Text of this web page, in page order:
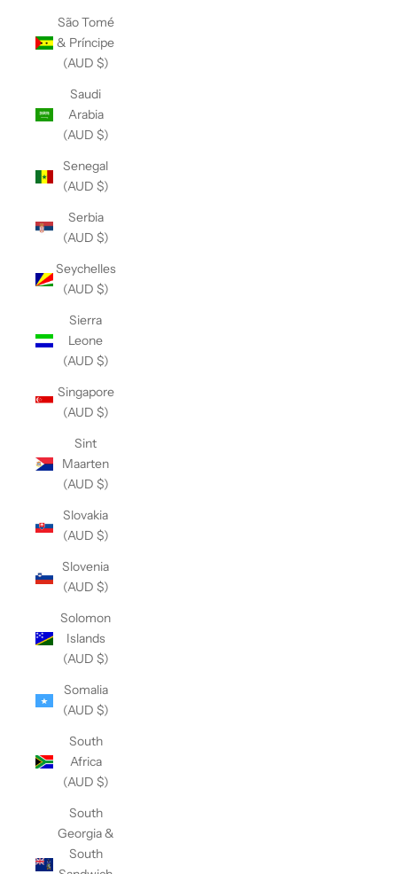
São Tomé
& Príncipe
(AUD $)
Saudi
Arabia
(AUD $)
Senegal
(AUD $)
Serbia
(AUD $)
Seychelles
(AUD $)
Sierra
Leone
(AUD $)
Singapore
(AUD $)
Sint
Maarten
(AUD $)
Slovakia
(AUD $)
Slovenia
(AUD $)
Solomon
Islands
(AUD $)
Somalia
(AUD $)
South
Africa
(AUD $)
South
Georgia &
South